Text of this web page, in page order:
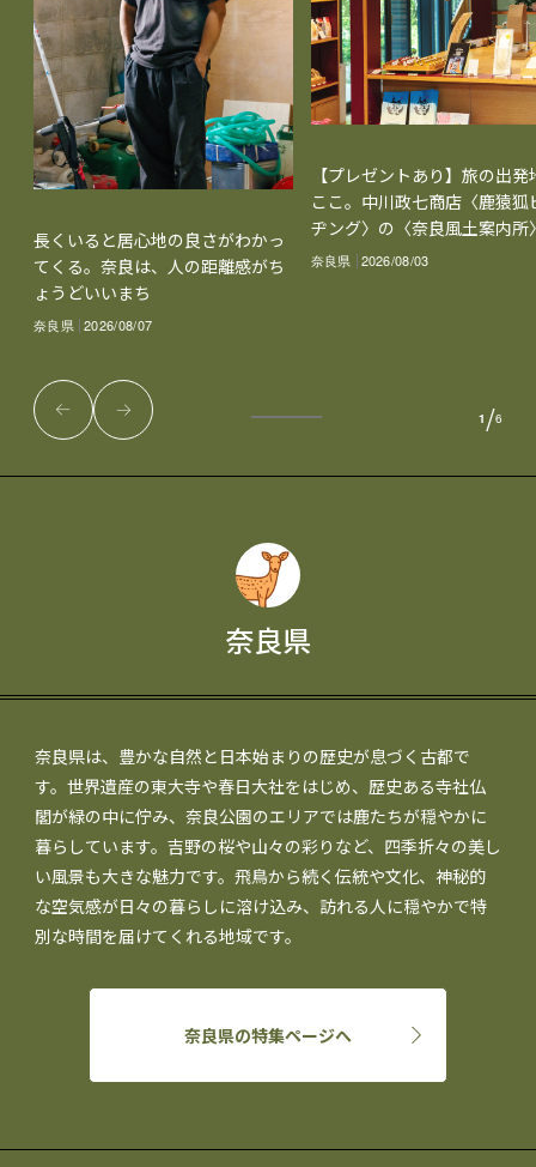
奈良県
奈良県は、豊かな自然と日本始まりの歴史が息づく古都で
す。世界遺産の東大寺や春日大社をはじめ、歴史ある寺社仏
閣が緑の中に佇み、奈良公園のエリアでは鹿たちが穏やかに
暮らしています。吉野の桜や山々の彩りなど、四季折々の美し
い風景も大きな魅力です。飛鳥から続く伝統や文化、神秘的
な空気感が日々の暮らしに溶け込み、訪れる人に穏やかで特
別な時間を届けてくれる地域です。
奈良県の特集ページへ
長くいると居心地の良さがわかっ
てくる。奈良は、人の距離感がち
ょうどいいまち
奈良県 2026/08/07
【プレゼントあり】旅の出発
ここ。中川政七商店〈鹿猿狐
ヂング〉の〈奈良風土案内所
奈良県 2026/08/03
1 /6